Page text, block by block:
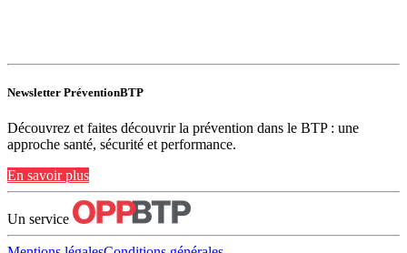
Newsletter PréventionBTP
Découvrez et faites découvrir la prévention dans le BTP : une
approche santé, sécurité et performance.
En savoir plus
Un service